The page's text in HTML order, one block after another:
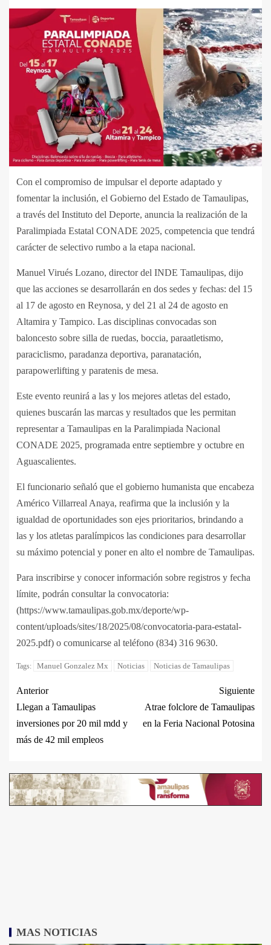
Con el compromiso de impulsar el deporte adaptado y
fomentar la inclusión, el Gobierno del Estado de Tamaulipas,
a través del Instituto del Deporte, anuncia la realización de la
Paralimpiada Estatal CONADE 2025, competencia que tendrá
carácter de selectivo rumbo a la etapa nacional.
Manuel Virués Lozano, director del INDE Tamaulipas, dijo
que las acciones se desarrollarán en dos sedes y fechas: del 15
al 17 de agosto en Reynosa, y del 21 al 24 de agosto en
Altamira y Tampico. Las disciplinas convocadas son
baloncesto sobre silla de ruedas, boccia, paraatletismo,
paraciclismo, paradanza deportiva, paranatación,
parapowerlifting y paratenis de mesa.
Este evento reunirá a las y los mejores atletas del estado,
quienes buscarán las marcas y resultados que les permitan
representar a Tamaulipas en la Paralimpiada Nacional
CONADE 2025, programada entre septiembre y octubre en
Aguascalientes.
El funcionario señaló que el gobierno humanista que encabeza
Américo Villarreal Anaya, reafirma que la inclusión y la
igualdad de oportunidades son ejes prioritarios, brindando a
las y los atletas paralímpicos las condiciones para desarrollar
su máximo potencial y poner en alto el nombre de Tamaulipas.
Para inscribirse y conocer información sobre registros y fecha
límite, podrán consultar la convocatoria:
(https://www.tamaulipas.gob.mx/deporte/wp-
content/uploads/sites/18/2025/08/convocatoria-para-estatal-
2025.pdf) o comunicarse al teléfono (834) 316 9630.
Tags: Manuel Gonzalez Mx Noticias Noticias de Tamaulipas
Anterior
Llegan a Tamaulipas
inversiones por 20 mil mdd y
más de 42 mil empleos
Siguiente
Atrae folclore de Tamaulipas
en la Feria Nacional Potosina
MAS NOTICIAS